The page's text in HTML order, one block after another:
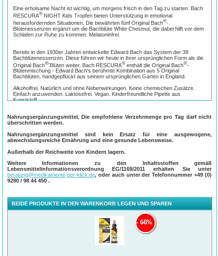
Eine erholsame Nacht ist wichtig, um morgens frisch in den Tag zu starten. Bach
RESCURA®NIGHT Kids Tropfen bieten Unterstützung in emotional
herausfordernden Situationen. Die bewährten fünf Original Bach®-
Blütenessenzen ergänzt um die Bachblüte White Chestnut, die dabei hilft vor dem
Schlafen zur Ruhe zu kommen. Melatoninfrei.
Bereits in den 1930er Jahren entwickelte Edward Bach das System der 38
Bachblütenessenzen. Diese führen wir heute in ihrer ursprünglichen Form als die
Original Bach®-Blüten weiter. Bach RESCURA®enthält die Original Bach®-
Blütenmischung - Edward Bach's berühmte Kombination aus 5 Original
Bachblüten, handgepflückt aus seinem ursprünglichen Garten in England.
Alkoholfrei. Natürlich und ohne Nebenwirkungen. Keine chemischen Zusätze.
Einfach anzuwenden. Laktosefrei. Vegan. Kinderfreundliche Pipette aus
Kunststoff.
Anwendung:
Vor dem Schlafengehen 4 Tropfen in das Lieblingsgetränk Ihres Kindes geben
wiederholen.
Inhalt:
Die Bach RESCURA NIGHT Kids Tropfen enthalten die Original Bach
Blütenmischung bestehend aus den 5 Bachblüten Rock Rose (Gelbes
Sonnenröschen), Clematis (Weiße Waldrebe), Impatiens (Drüsentragendes
Springkraut), Cherry Plum (Kirschpflaume), Star of Bethlehem (Doldiger
Milchstern) kombiniert mit der Bachblüte White Chestnut (Weiße Kastanie).
Nahrungsergänzungsmittel. Die empfohlene Verzehrmenge pro Tag darf nicht
überschritten werden.
Nahrungsergänzungsmittel sind kein Ersatz für eine ausgewogene,
abwechslungsreiche Ernährung und eine gesunde Lebensweise.
Außerhalb der Reichweite von Kindern lagern.
Weitere Informationen zu den Inhaltsstoffen gemäß
Lebensmittelinformationsverordnung EG/1169/2011 erhalten Sie unter
beratung@medikamente-per-klick.de, oder auch unter der Telefonnummer+49 (0)
9280 / 98 44 450 .
BEIDE PRODUKTE IN DEN WARENKORB LEGEN UND SPAREN
66%